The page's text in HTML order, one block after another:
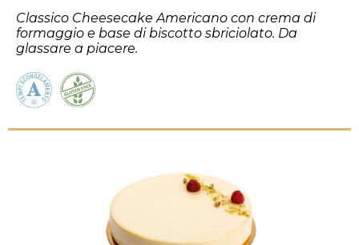
Classico Cheesecake Americano con crema di
formaggio e base di biscotto sbriciolato. Da
glassare a piacere.